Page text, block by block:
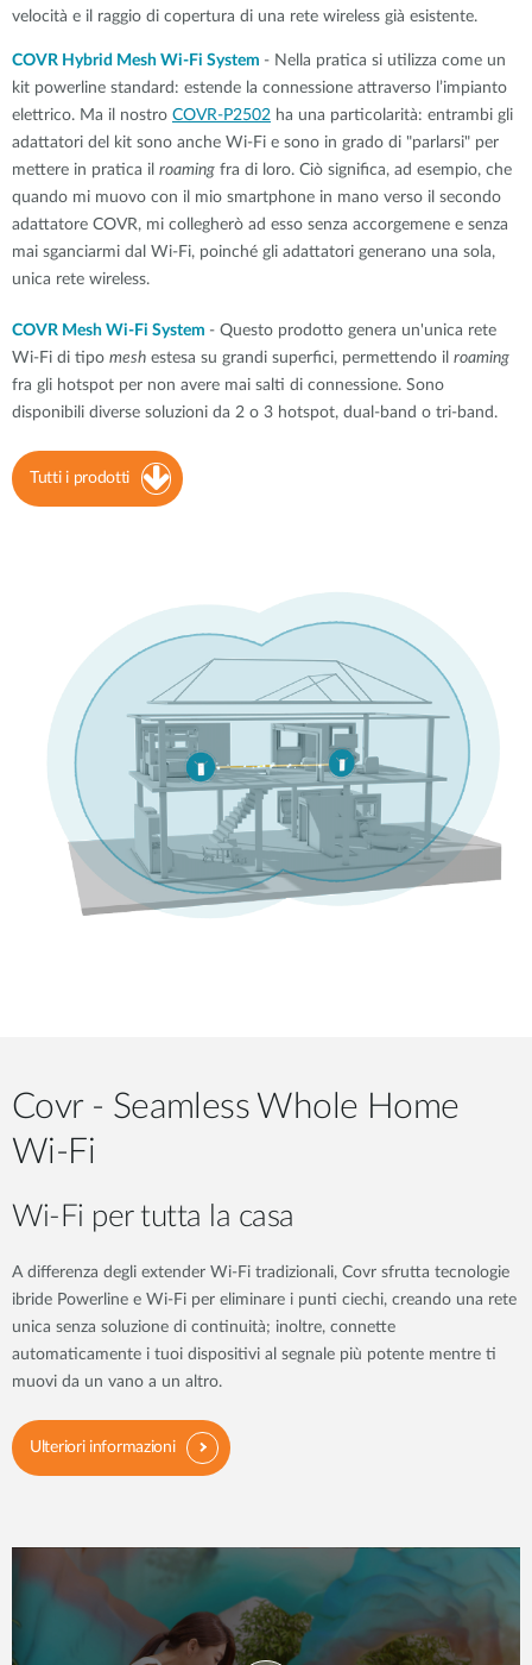
velocità e il raggio di copertura di una rete wireless già esistente.
COVR Hybrid Mesh Wi-Fi System - Nella pratica si utilizza come un
kit powerline standard: estende la connessione attraverso l’impianto
elettrico. Ma il nostro COVR-P2502 ha una particolarità: entrambi gli
adattatori del kit sono anche Wi-Fi e sono in grado di "parlarsi" per
mettere in pratica il roaming fra di loro. Ciò significa, ad esempio, che
quando mi muovo con il mio smartphone in mano verso il secondo
adattatore COVR, mi collegherò ad esso senza accorgemene e senza
mai sganciarmi dal Wi-Fi, poinché gli adattatori generano una sola,
unica rete wireless.
COVR Mesh Wi-Fi System - Questo prodotto genera un'unica rete
Wi-Fi di tipo mesh estesa su grandi superfici, permettendo il roaming
fra gli hotspot per non avere mai salti di connessione. Sono
disponibili diverse soluzioni da 2 o 3 hotspot, dual-band o tri-band.
Tutti i prodotti
Covr - Seamless Whole Home
Wi-Fi
Wi-Fi per tutta la casa
A differenza degli extender Wi-Fi tradizionali, Covr sfrutta tecnologie
ibride Powerline e Wi-Fi per eliminare i punti ciechi, creando una rete
unica senza soluzione di continuità; inoltre, connette
automaticamente i tuoi dispositivi al segnale più potente mentre ti
muovi da un vano a un altro.
Ulteriori informazioni